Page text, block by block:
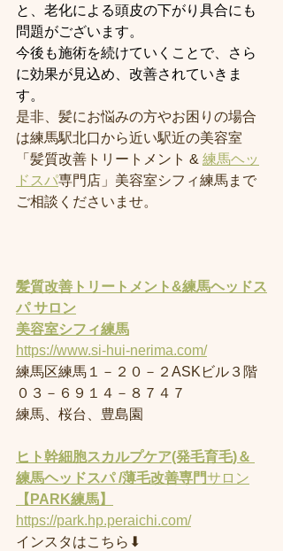
と、老化による頭皮の下がり具合にも
問題がございます。
今後も施術を続けていくことで、さら
に効果が見込め、改善されていきま
す。
是非、髪にお悩みの方やお困りの場合
は練馬駅北口から近い駅近の美容室
「髪質改善トリートメント & 練馬ヘッ
ドスパ専門店」美容室シフィ練馬まで
ご相談くださいませ。
髪質改善トリートメント&練馬ヘッドス
パ サロン
美容室シフィ練馬
https://www.si-hui-nerima.com/
練馬区練馬１－２０－２ASKビル３階
０３－６９１４－８７４７
練馬、桜台、豊島園
ヒト幹細胞スカルプケア(発毛育毛)＆
練馬ヘッドスパ /薄毛改善専門サロン
【PARK練馬】
https://park.hp.peraichi.com/
インスタはこちら⬇︎